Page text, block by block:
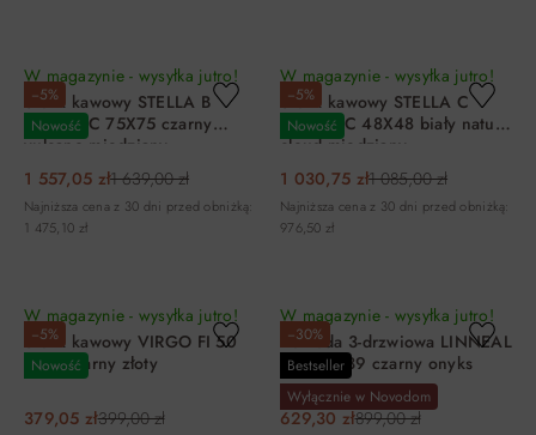
−5%
Nowość
W magazynie - wysyłka jutro!
Stolik kawowy STELLA B
CERAMIC 75X75 czarny
vulcano miedziany
1 557,05 zł1 639,00 zł
Najniższa cena z 30 dni przed obniżką:
1 475,10 zł
−5%
Nowość
W magazynie - wysyłka jutro!
Stolik kawowy STELLA C
CERAMIC 48X48 biały nature
cloud miedziany
1 030,75 zł1 085,00 zł
Najniższa cena z 30 dni przed obniżką:
976,50 zł
−5%
Nowość
W magazynie - wysyłka jutro!
Stolik kawowy VIRGO FI 50
biały czarny złoty
379,05 zł399,00 zł
−30%
Bestseller
Wyłącznie w Novodom
W magazynie - wysyłka jutro!
Komoda 3-drzwiowa LINNEAL
46 92x139 czarny onyks
629,30 zł899,00 zł